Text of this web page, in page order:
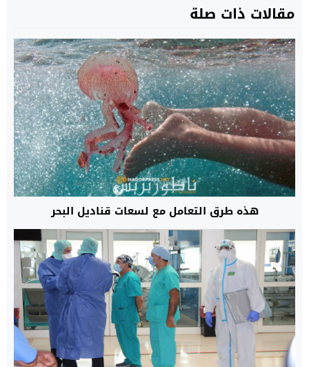
مقالات ذات صلة
هذه طرق التعامل مع لسعات قناديل البحر‬